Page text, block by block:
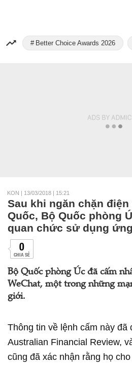
Better Choice Awards 2026
KON | 13/03/2018 | 15:21
Sau khi ngăn chặn điện
Quốc, Bộ Quốc phòng
quan chức sử dụng
0
CHIA SẺ
Bộ Quốc phòng Úc đã cấm
WeChat, một trong những
giới.
Thông tin về lệnh cấm này
Australian Financial Review,
cũng đã xác nhận rằng họ